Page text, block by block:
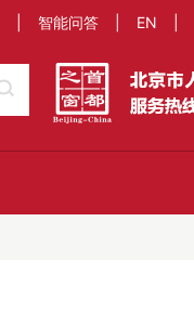
智能问答 EN